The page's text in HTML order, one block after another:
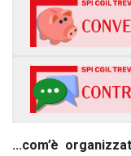
...com’è